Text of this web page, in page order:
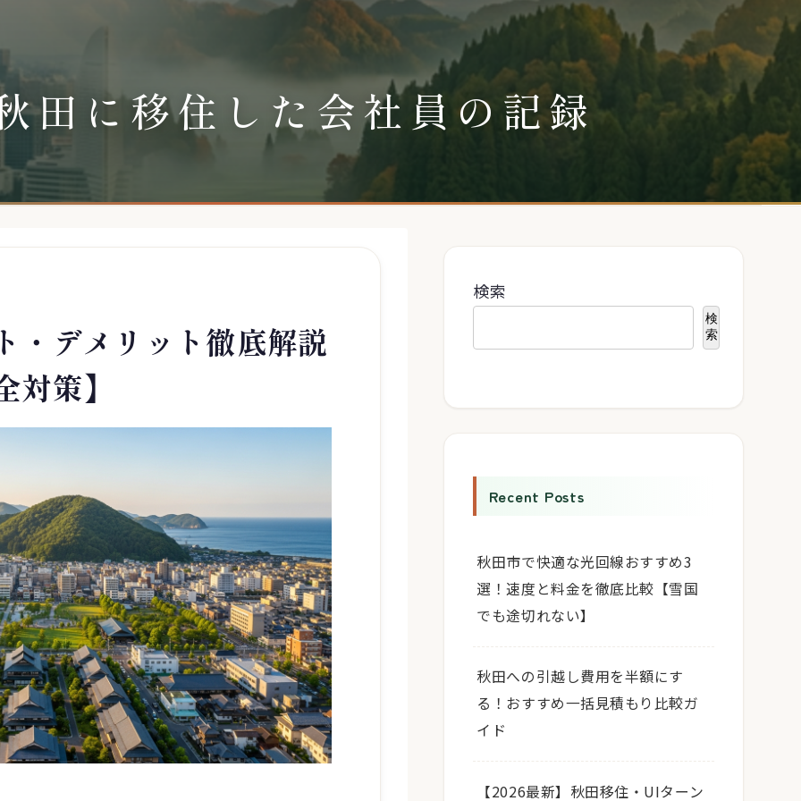
田に移住した会社員の記録
・デメリット徹底解説
策】
検索
検
索
Recent Posts
秋田市で快適な光回線おすすめ3
選！速度と料金を徹底比較【雪国
でも途切れない】
秋田への引越し費用を半額にす
る！おすすめ一括見積もり比較ガ
イド
【2026最新】秋田移住・UIターン